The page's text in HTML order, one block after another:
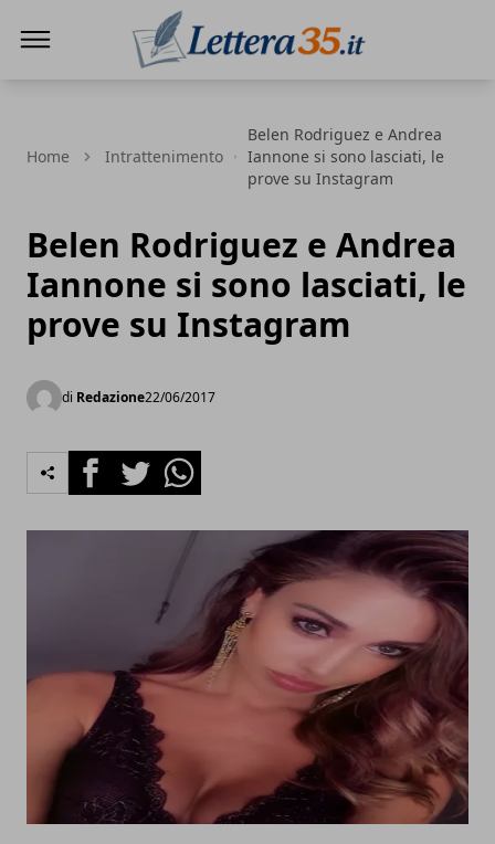
Home Intrattenimento
Belen Rodriguez e Andrea
Iannone si sono lasciati, le
prove su Instagram
Belen Rodriguez e Andrea
Iannone si sono lasciati, le
prove su Instagram
di Redazione22/06/2017
FacebookTwitterWhatsapp